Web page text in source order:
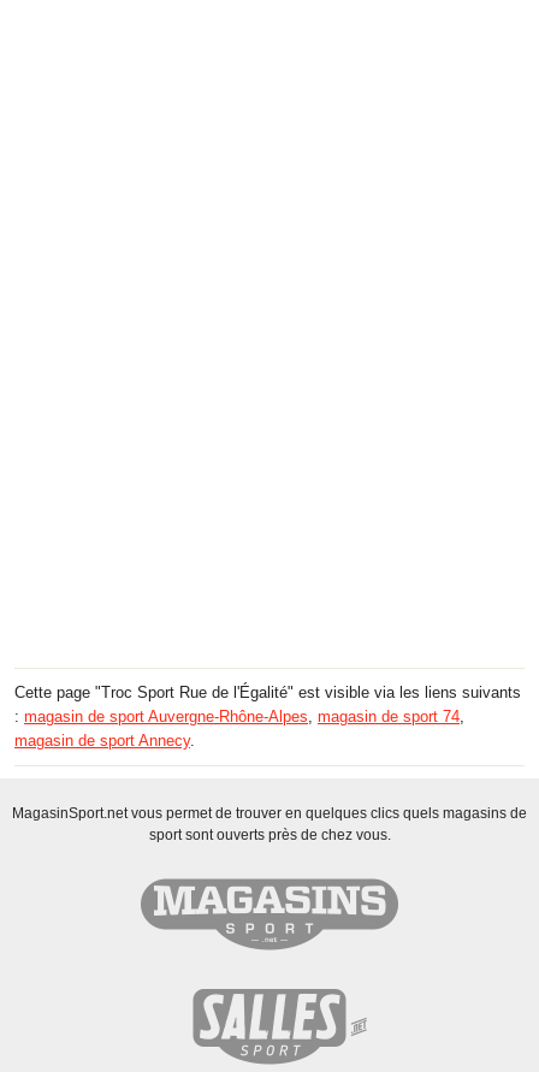
Cette page "Troc Sport Rue de l'Égalité" est visible via les liens suivants
: magasin de sport Auvergne-Rhône-Alpes, magasin de sport 74,
magasin de sport Annecy.
MagasinSport.net vous permet de trouver en quelques clics quels magasins de
sport sont ouverts près de chez vous.